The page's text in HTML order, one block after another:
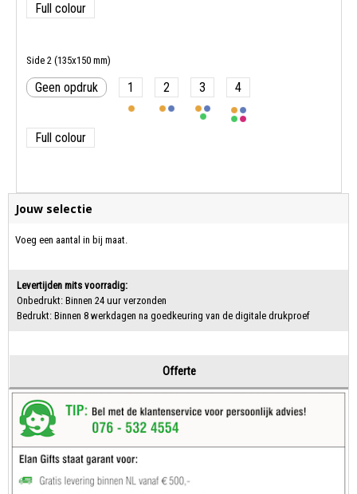
Full colour
Side 2 (135x150 mm)
Geen opdruk 1 2 3 4
Full colour
Jouw selectie
Voeg een aantal in bij maat.
Levertijden mits voorradig:
Onbedrukt: Binnen 24 uur verzonden
Bedrukt: Binnen 8 werkdagen na goedkeuring van de digitale drukproef
Offerte